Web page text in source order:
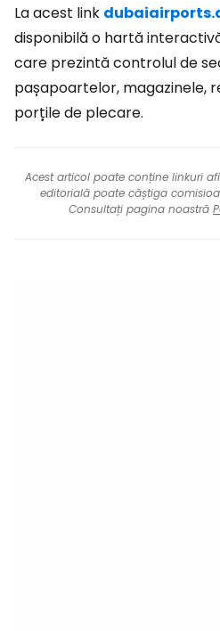
La acest link
disponibilă o hartă
care prezintă controlul de
pașapoartelor, magazinele,
porțile de plecare.
Acest articol poate conține linkuri
editorială poate câștiga
Consultați pagina noastră